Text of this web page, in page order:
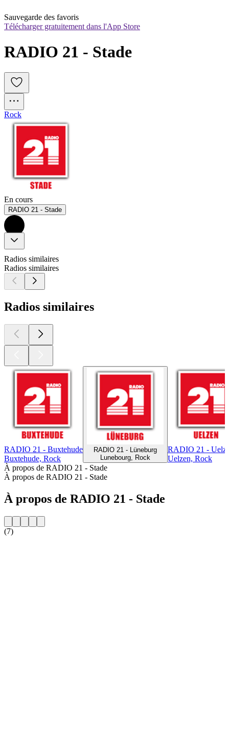
Sauvegarde des favoris
Télécharger gratuitement dans l'App Store
RADIO 21 - Stade
Rock
En cours
RADIO 21 - Stade
Radios similaires
Radios similaires
Radios similaires
RADIO 21 - Buxtehude
Buxtehude, Rock
RADIO 21 - Lüneburg
Lunebourg, Rock
RADIO 21 -
Uelzen, Rock
À propos de RADIO 21 - Stade
À propos de RADIO 21 - Stade
À propos de RADIO 21 - Stade
(7)